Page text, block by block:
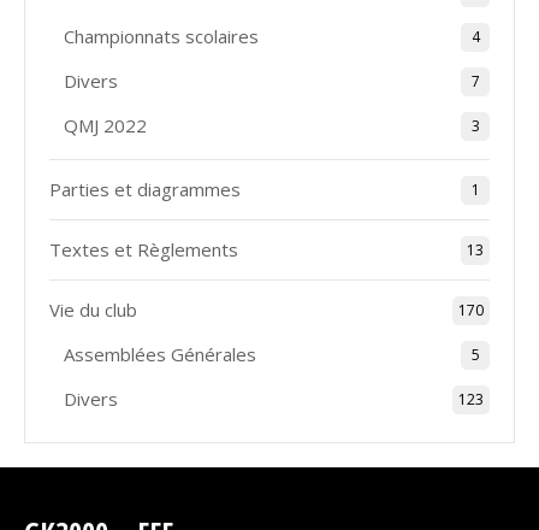
Championnats scolaires 4
Divers 7
QMJ 2022 3
Parties et diagrammes 1
Textes et Règlements 13
Vie du club 170
Assemblées Générales 5
Divers 123